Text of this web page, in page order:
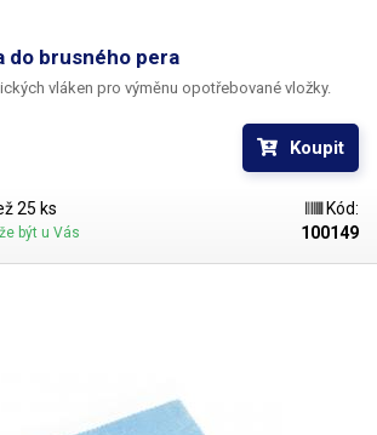
do brusného pera
vláken pro výměnu opotřebované vložky.
Koupit
25 ks
být u Vás
Kód:
100149